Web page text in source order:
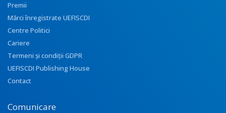
Premii
Mărci înregistrate UEFISCDI
Centre Politici
Cariere
Termeni și condiții GDPR
UEFISCDI Publishing House
Contact
Comunicare